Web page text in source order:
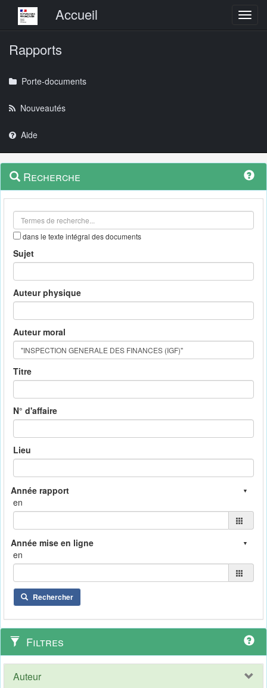
Menu principalAccueil
Rapports
Porte-documents
Nouveautés
Aide
Navigation
outils
Menu
contextuel
Recherche
dans le texte intégral des documents
Sujet
Auteur physique
Auteur moral
Titre
N° d'affaire
Lieu
en
en
Rechercher
Filtres
Auteur